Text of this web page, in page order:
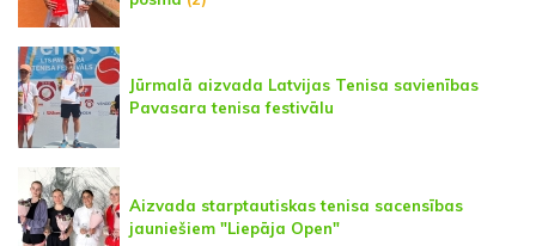
Jūrmalā aizvada Latvijas Tenisa savienības
Pavasara tenisa festivālu
Aizvada starptautiskas tenisa sacensības
jauniešiem "Liepāja Open"